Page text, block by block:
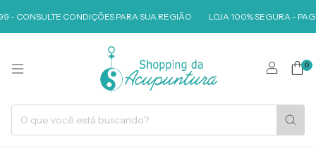
- CONSULTE CONDIÇÕES PARA SUA REGIÃO LOJA 100% SEGURA -
0